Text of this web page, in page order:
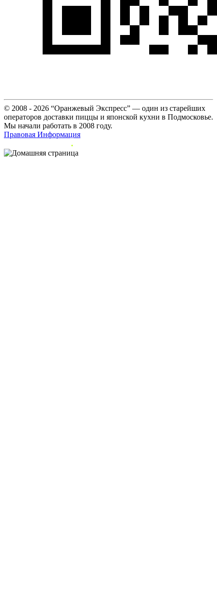
© 2008 - 2026 “Оранжевый Экспресс” — один из старейших
операторов доставки пиццы и японской кухни в Подмосковье.
Мы начали работать в 2008 году.
Правовая Информация